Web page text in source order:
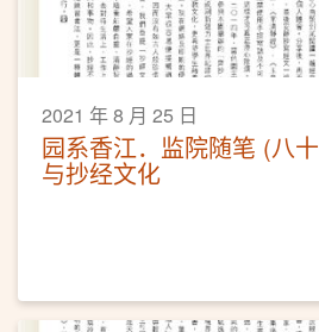
2021 年 8 月 25 日
园系香江．监院随笔 (八
与抄经文化